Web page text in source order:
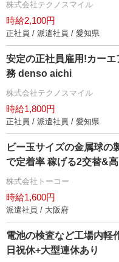
株式会社テクノスマイル
時給2,100円
正社員 / 派遣社員 / 愛知県
安定の正社員雇用!カー
務 denso aichi
株式会社テクノスマイル
時給1,800円
正社員 / 派遣社員 / 愛知県
ビー玉サイズの金属球の
で定着率 稼げる2交替&
株式会社トーコー
時給1,600円
派遣社員 / 大阪府
電池の検査など工場内軽
日祝休+大型連休あり